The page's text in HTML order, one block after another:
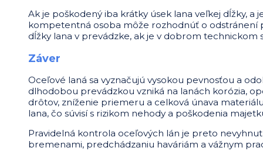
Ak je poškodený iba krátky úsek lana veľkej dĺžky, a
kompetentná osoba môže rozhodnúť o odstránení
dĺžky lana v prevádzke, ak je v dobrom technickom
Záver
Oceľové laná sa vyznačujú vysokou pevnosťou a
dlhodobou prevádzkou vzniká na lanách korózia,
drôtov, zníženie priemeru a celková únava
lana, čo súvisí s rizikom nehody a poškodenia
Pravidelná kontrola oceľových lán je preto
bremenami, predchádzaniu haváriám a vážnym